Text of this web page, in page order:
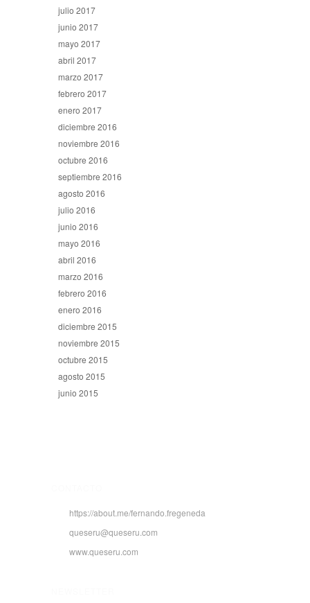
julio 2017
junio 2017
mayo 2017
abril 2017
marzo 2017
febrero 2017
enero 2017
diciembre 2016
noviembre 2016
octubre 2016
septiembre 2016
agosto 2016
julio 2016
junio 2016
mayo 2016
abril 2016
marzo 2016
febrero 2016
enero 2016
diciembre 2015
noviembre 2015
octubre 2015
agosto 2015
junio 2015
https://about.me/fernando.fregeneda
queseru@queseru.com
www.queseru.com